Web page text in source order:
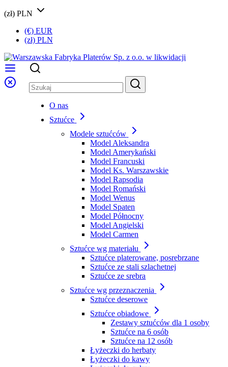
(zł) PLN
(€) EUR
(zł) PLN
O nas
Sztućce
Modele sztućców
Model Aleksandra
Model Amerykański
Model Francuski
Model Ks. Warszawskie
Model Rapsodia
Model Romański
Model Wenus
Model Spaten
Model Północny
Model Angielski
Model Carmen
Sztućce wg materiału
Sztućce platerowane, posrebrzane
Sztućce ze stali szlachetnej
Sztućce ze srebra
Sztućce wg przeznaczenia
Sztućce deserowe
Sztućce obiadowe
Zestawy sztućców dla 1 osoby
Sztućce na 6 osób
Sztućce na 12 osób
Łyżeczki do herbaty
Łyżeczki do kawy